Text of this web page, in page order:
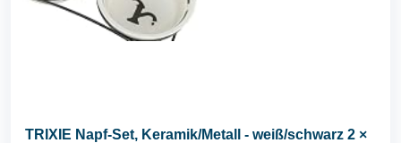
TRIXIE Napf-Set, Keramik/Metall - weiß/schwarz 2 ×